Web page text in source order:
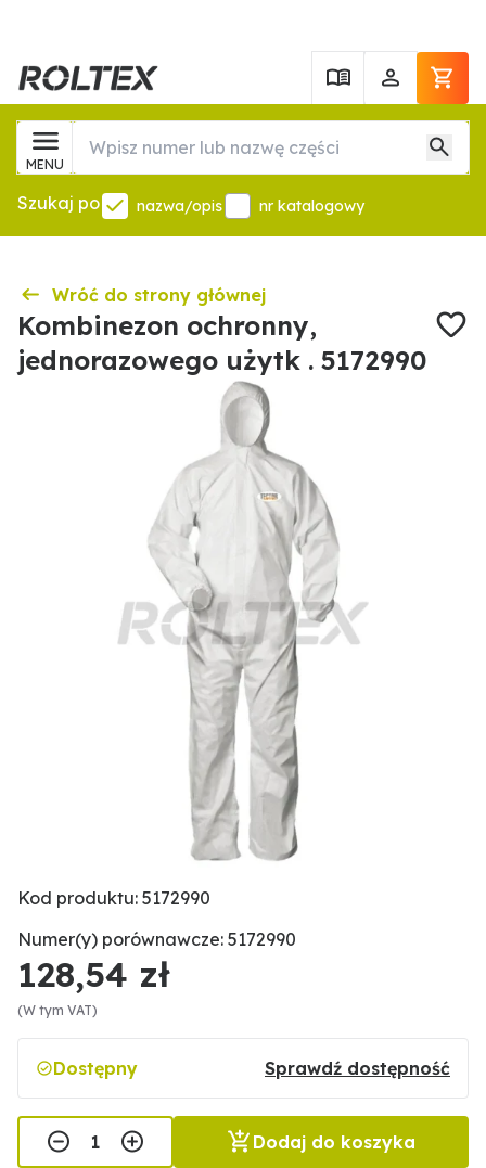
MENU
Szukaj po nazwa/opis nr katalogowy
Wróć do strony głównej
Kombinezon ochronny,
jednorazowego użytk . 5172990
Kod produktu: 5172990
Numer(y) porównawcze: 5172990
128,54 zł
(W tym VAT)
Dostępny Sprawdź dostępność
Dodaj do koszyka